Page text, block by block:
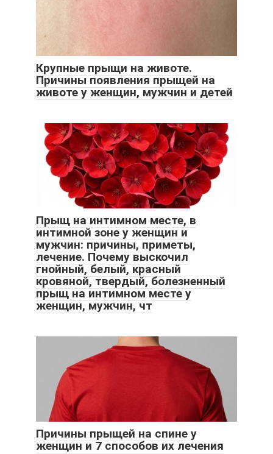
Крупные прыщи на животе.
Причины появления прыщей на
животе у женщин, мужчин и детей
Прыщ на интимном месте, в
интимной зоне у женщин и
мужчин: причины, приметы,
лечение. Почему выскочил
гнойный, белый, красный
кровяной, твердый, болезненный
прыщ на интимном месте у
женщин, мужчин, чт
Причины прыщей на спине у
женщин и 7 способов их лечения